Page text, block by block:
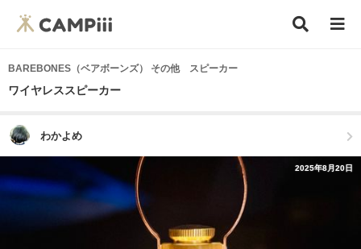
BAREBONES（ベアボーンズ） その他 スピーカー
ワイヤレススピーカー
わかよめ
2025年8月20日